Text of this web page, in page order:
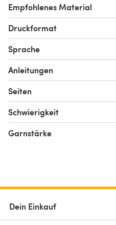
Empfohlenes Material
Druckformat
Sprache
Anleitungen
Seiten
Schwierigkeit
Garnstärke
Dein Einkauf